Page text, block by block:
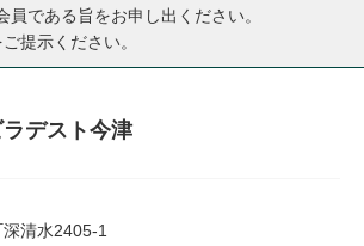
である旨をお申し出ください。
提示ください。
デスト今津
清水2405-1